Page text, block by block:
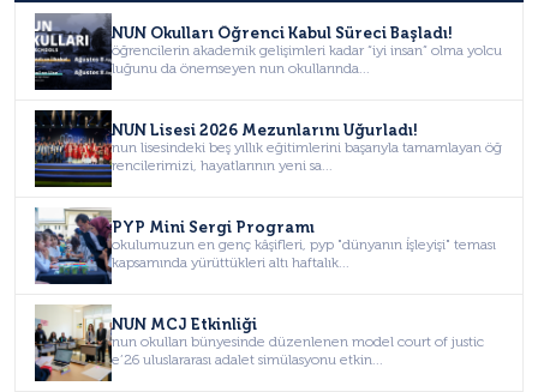
NUN Okulları Öğrenci Kabul Süreci Başladı!
öğrencilerin akademik gelişimleri kadar “iyi insan” olma yolcu
luğunu da önemseyen nun okullarında...
NUN Lisesi 2026 Mezunlarını Uğurladı!
nun lisesindeki beş yıllık eğitimlerini başarıyla tamamlayan öğ
rencilerimizi, hayatlarının yeni sa...
PYP Mini Sergi Programı
okulumuzun en genç kâşifleri, pyp "dünyanın i̇şleyişi" teması
kapsamında yürüttükleri altı haftalık...
NUN MCJ Etkinliği
nun okulları bünyesinde düzenlenen model court of justic
e’26 uluslararası adalet simülasyonu etkin...